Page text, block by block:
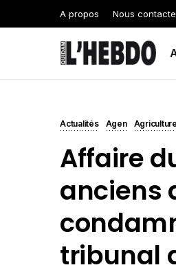
A propos Nous
Actualités Agen Agriculture
Affaire
anciens
tribunal